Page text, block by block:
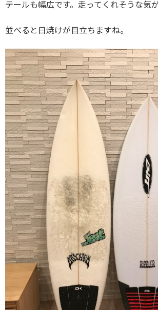
テールも幅広です。走ってくれそうな気が
並べると日焼けが目立ちますね。